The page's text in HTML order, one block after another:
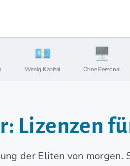
Wenig Kapital Ohne Personal
Lizenzen
der Eliten von morgen.